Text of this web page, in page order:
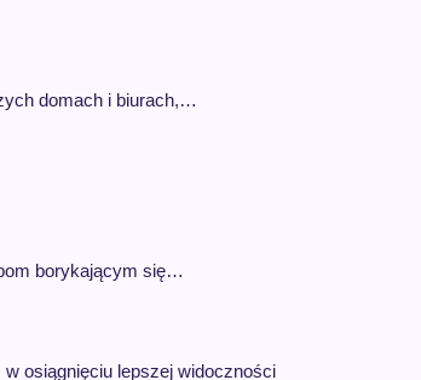
domach i biurach,…
borykającym się…
osiągnięciu lepszej widoczności